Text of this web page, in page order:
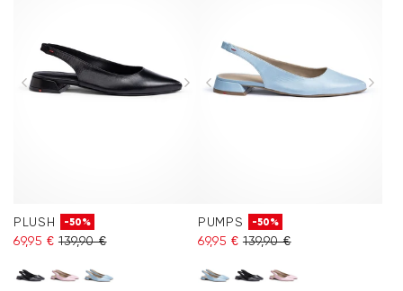
PLUSH -50%
69,95 € 139,90 €
PUMPS -50%
69,95 € 139,90 €